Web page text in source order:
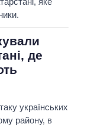
де
українських
району, в